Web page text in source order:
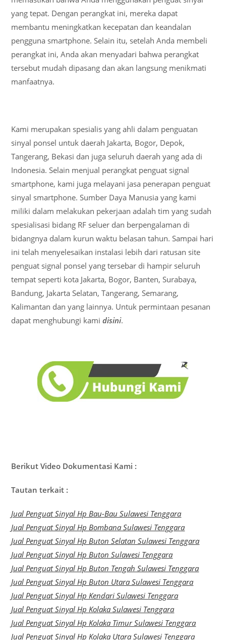
yang tepat. Dengan perangkat ini, mereka dapat
membantu meningkatkan kecepatan dan keandalan
pengguna smartphone. Selain itu, setelah Anda membeli
perangkat ini, Anda akan menyadari bahwa perangkat
tersebut mudah dipasang dan akan langsung menikmati
manfaatnya.
Kami merupakan spesialis yang ahli dalam penguatan
sinyal ponsel untuk daerah Jakarta, Bogor, Depok,
Tangerang, Bekasi dan juga seluruh daerah yang ada di
Indonesia. Selain menjual perangkat penguat signal
smartphone, kami juga melayani jasa penerapan penguat
sinyal smartphone. Sumber Daya Manusia yang kami
miliki dalam melakukan pekerjaan adalah tim yang sudah
spesialisasi bidang RF seluer dan berpengalaman di
bidangnya dalam kurun waktu belasan tahun. Sampai hari
ini telah menyelesaikan instalasi lebih dari ratusan site
penguat signal ponsel yang tersebar di hampir seluruh
tempat seperti kota Jakarta, Bogor, Banten, Surabaya,
Bandung, Jakarta Selatan, Tangerang, Semarang,
Kalimantan dan yang lainnya. Untuk permintaan pesanan
dapat menghubungi kamidisini.
Berikut Video Dokumentasi Kami :
Tautan terkait :
Jual Penguat Sinyal Hp Bau-Bau Sulawesi Tenggara
Jual Penguat Sinyal Hp Bombana Sulawesi Tenggara
Jual Penguat Sinyal Hp Buton Selatan Sulawesi Tenggara
Jual Penguat Sinyal Hp Buton Sulawesi Tenggara
Jual Penguat Sinyal Hp Buton Tengah Sulawesi Tenggara
Jual Penguat Sinyal Hp Buton Utara Sulawesi Tenggara
Jual Penguat Sinyal Hp Kendari Sulawesi Tenggara
Jual Penguat Sinyal Hp Kolaka Sulawesi Tenggara
Jual Penguat Sinyal Hp Kolaka Timur Sulawesi Tenggara
Jual Penguat Sinyal Hp Kolaka Utara Sulawesi Tenggara